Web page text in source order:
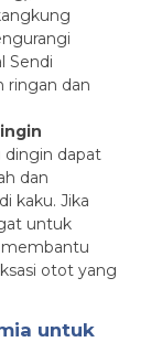
Sendi
ringan dan
dingin dapat
dan
kaku. Jika
untuk
otot yang
untuk